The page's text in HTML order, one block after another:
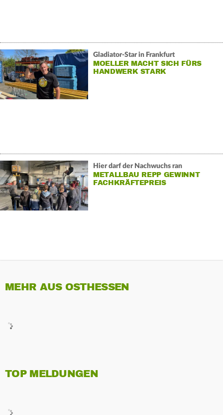
Gladiator-Star in Frankfurt
MOELLER MACHT SICH FÜRS
HANDWERK STARK
Hier darf der Nachwuchs ran
METALLBAU REPP GEWINNT
FACHKRÄFTEPREIS
MEHR AUS OSTHESSEN
TOP MELDUNGEN